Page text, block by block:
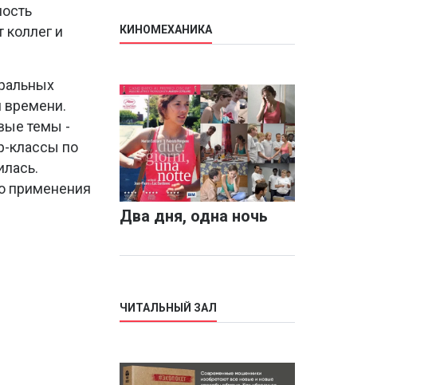
и
времени.
темы -
классы по
применения
КИНОМЕХАНИКА
Два дня, одна ночь
ЧИТАЛЬНЫЙ ЗАЛ